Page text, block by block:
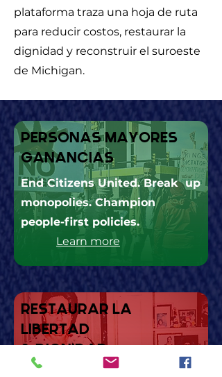
plataforma traza una hoja de ruta
para reducir costos, restaurar la
dignidad y reconstruir el suroeste
de Michigan.
PERSONAS MAYORES
GANANCIAS
End Citizens United. Break up
monopolies. Champion
people-first policies.
Learn more
RESTAURAR LA
LIBERTAD
& DIGNIDAD